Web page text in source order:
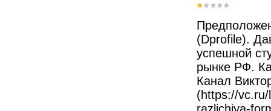
(Dprofile).
успешной
рынке РФ.
Канал
(https://